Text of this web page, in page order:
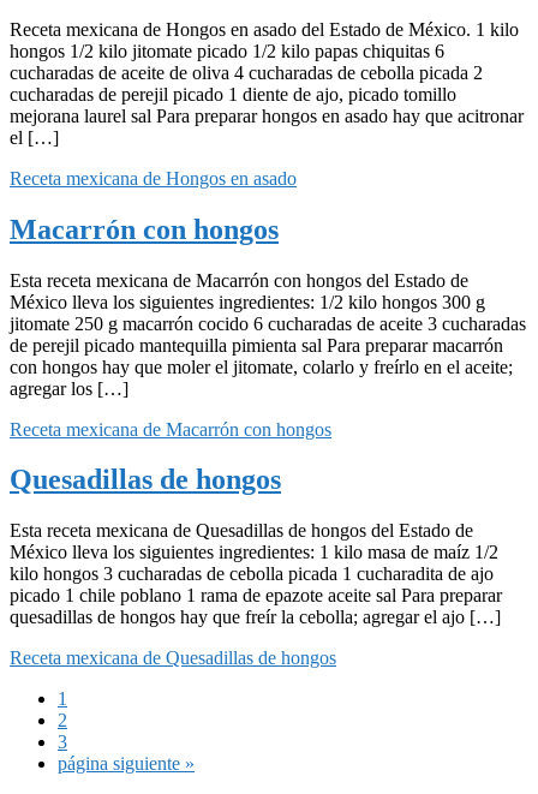
Receta mexicana de Hongos en asado del Estado de México. 1 kilo
hongos 1/2 kilo jitomate picado 1/2 kilo papas chiquitas 6
cucharadas de aceite de oliva 4 cucharadas de cebolla picada 2
cucharadas de perejil picado 1 diente de ajo, picado tomillo
mejorana laurel sal Para preparar hongos en asado hay que acitronar
el […]
Receta mexicana de Hongos en asado
Macarrón con hongos
Esta receta mexicana de Macarrón con hongos del Estado de
México lleva los siguientes ingredientes: 1/2 kilo hongos 300 g
jitomate 250 g macarrón cocido 6 cucharadas de aceite 3 cucharadas
de perejil picado mantequilla pimienta sal Para preparar macarrón
con hongos hay que moler el jitomate, colarlo y freírlo en el aceite;
agregar los […]
Receta mexicana de Macarrón con hongos
Quesadillas de hongos
Esta receta mexicana de Quesadillas de hongos del Estado de
México lleva los siguientes ingredientes: 1 kilo masa de maíz 1/2
kilo hongos 3 cucharadas de cebolla picada 1 cucharadita de ajo
picado 1 chile poblano 1 rama de epazote aceite sal Para preparar
quesadillas de hongos hay que freír la cebolla; agregar el ajo […]
Receta mexicana de Quesadillas de hongos
Página
1
Página
2
Página
3
Ir
página siguiente »